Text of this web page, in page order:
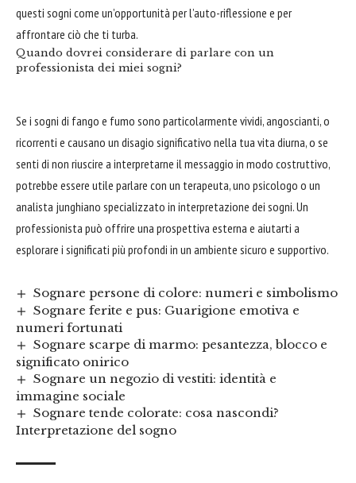
questi sogni come un’opportunità per l’auto-riflessione e per
affrontare ciò che ti turba.
Quando dovrei considerare di parlare con un
professionista dei miei sogni?
Se i sogni di fango e fumo sono particolarmente vividi, angoscianti, o
ricorrenti e causano un disagio significativo nella tua vita diurna, o se
senti di non riuscire a interpretarne il messaggio in modo costruttivo,
potrebbe essere utile parlare con un terapeuta, uno psicologo o un
analista junghiano specializzato in interpretazione dei sogni. Un
professionista può offrire una prospettiva esterna e aiutarti a
esplorare i significati più profondi in un ambiente sicuro e supportivo.
Sognare persone di colore: numeri e simbolismo
Sognare ferite e pus: Guarigione emotiva e
numeri fortunati
Sognare scarpe di marmo: pesantezza, blocco e
significato onirico
Sognare un negozio di vestiti: identità e
immagine sociale
Sognare tende colorate: cosa nascondi?
Interpretazione del sogno